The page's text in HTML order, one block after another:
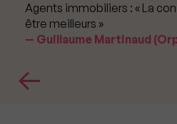
Agents immobiliers : « La
être meilleurs »
Guillaume Martinaud